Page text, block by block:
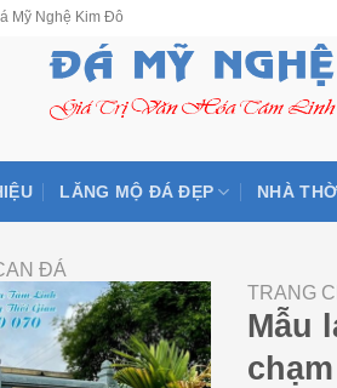
Mỹ Nghệ Kim Đô
LĂNG MỘ ĐÁ ĐẸP NHÀ
ĐÁ
TRANG
Mẫu